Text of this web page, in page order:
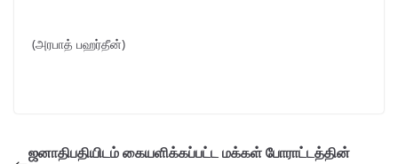
(அரபாத் பஹர்தீன்)
ஜனாதிபதியிடம் கையளிக்கப்பட்ட மக்கள் போராட்டத்தின்